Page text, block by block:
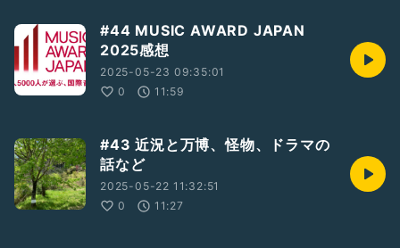
#44 MUSIC AWARD JAPAN
2025感想
2025-05-23 09:35:01
0
11:59
#43 近況と万博、怪物、ドラマの
話など
2025-05-22 11:32:51
0
11:27